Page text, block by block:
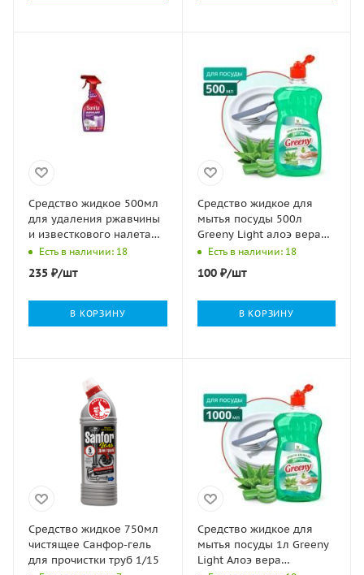
Средство жидкое 500мл
для удаления ржавчины
и известкового налета
SANITA Санита акрилайт
Есть в наличии: 18
235 ₽/шт
В КОРЗИНУ
Средство жидкое для
мытья посуды 500л
Greeny Light алоэ вера
Clean&Green 1/12
Есть в наличии: 18
100₽/шт
В КОРЗИНУ
Средство жидкое 750мл
чистящее Санфор-гель
для прочистки труб 1/15
Средство жидкое для
мытья посуды 1л Greeny
Light Алоэ вера